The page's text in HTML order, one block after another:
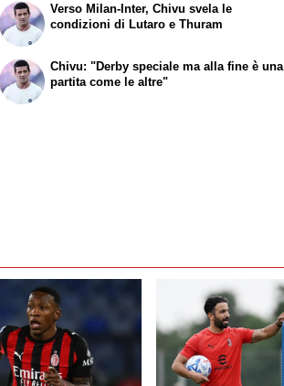
Verso Milan-Inter, Chivu svela le
condizioni di Lutaro e Thuram
Chivu: "Derby speciale ma alla fine è una
partita come le altre"